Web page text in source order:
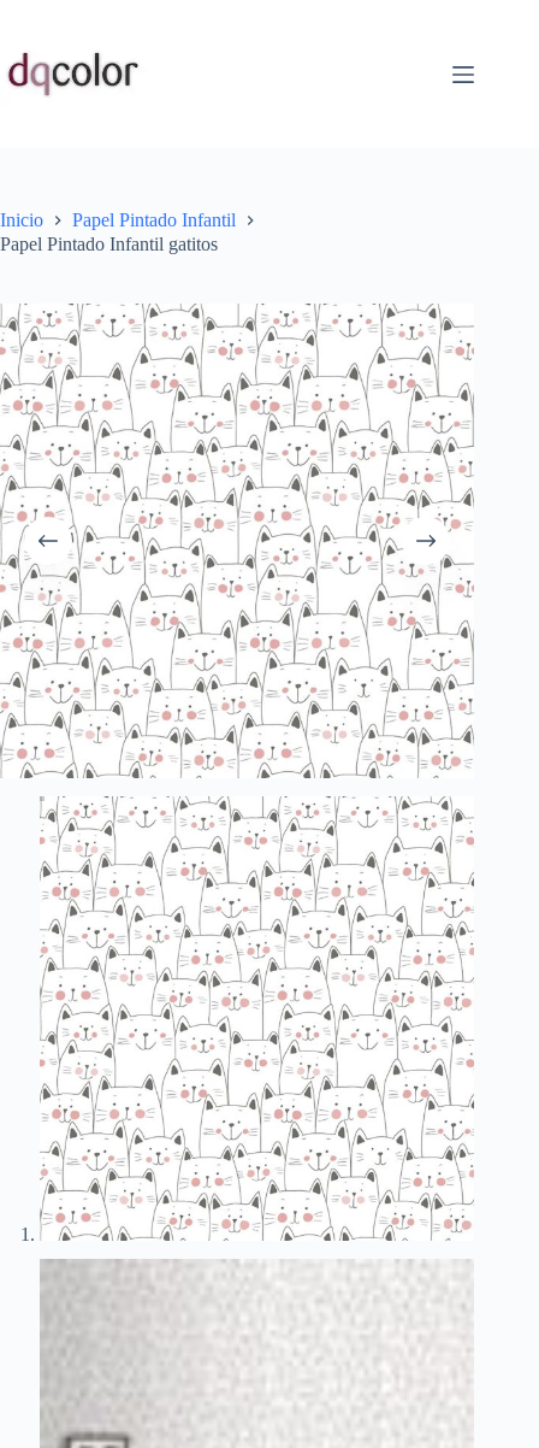
contenido
Inicio
Papel Pintado Infantil
Papel Pintado Infantil gatitos